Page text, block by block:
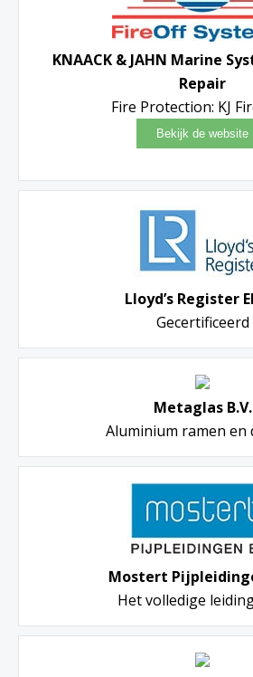
KNAACK & JAHN Marine
Repair
Fire Protection: KJ
Lloyd’s Register
Gecertificeerd
Metaglas B.V.
Aluminium ramen en
Mostert
Het volledige